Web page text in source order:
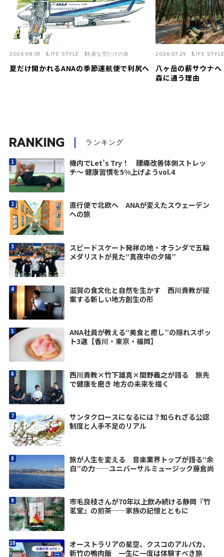
夏だけ開かれるANAの季節運航便で利尻へ
2026.08.05 LIFE STYLE 快適な空だけの旅
八ヶ岳の薪サウナ
森に通う理由
2026.07.29 LIFE
RANKING ランキング
機内でLet’s Try！ 腰痛改善体側ストレッ
チ〜 健康習慣を5%上げようvol.4
直行便で北欧へ ANAが変えたスウェーデン
への旅
スピードスケート発祥の地・オランダで五輪
メダリストが見た“真夜中の夕陽”
滋賀の食文化と自然を生かす 西川貴教が提
案する新しい地方創生の形
ANA社員が教える“美食と癒し”の隠れスポッ
ト3選【香川・東京・福岡】
西川貴教×竹下雄真×間野義之が語る 旅先
で健康を磨き 地方の未来を描く
サンタクロースになるには？知られざる公認
制度と人手不足のリアル
旅が人生を変える 音楽業界トップが語る“余
白”の力──ユニバーサルミュージック藤倉尚
市毛良枝さんが70年以上飲み続ける静岡『竹
茗堂』の煎茶──家族の記憶とともに
オーストラリアの星空、クスコのアルパカ、
新竹の鴨肉飯 一生に一度は体験すべき旅